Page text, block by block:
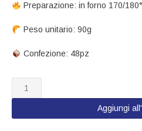
Preparazione: in forno 170/
Peso unitario​: 90g
​ Confezione: 48pz
02146
D.L.
crema
Aggiungi